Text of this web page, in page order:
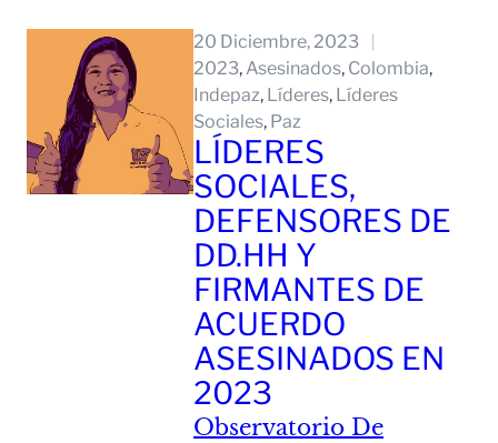
20 Diciembre, 2023
2023, Asesinados, Colombia
Indepaz, Líderes, Líderes
Sociales, Paz
LÍDERES
SOCIALES,
DEFENSORES DE
DD.HH Y
FIRMANTES DE
ACUERDO
ASESINADOS EN
2023
Observatorio De